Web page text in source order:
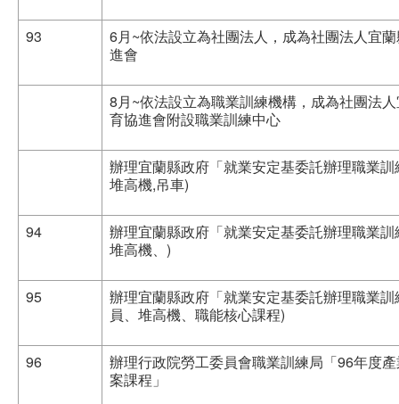
93
6月~依法設立為社團法人，成為社團法人宜
進會
8月~依法設立為職業訓練機構，成為社團法
育協進會附設職業訓練中心
辦理宜蘭縣政府「就業安定基委託辦理職業
堆高機,吊車)
94
辦理宜蘭縣政府「就業安定基委託辦理職業
堆高機、)
95
辦理宜蘭縣政府「就業安定基委託辦理職業
員、堆高機、職能核心課程)
96
辦理行政院勞工委員會職業訓練局「96年度
案課程」